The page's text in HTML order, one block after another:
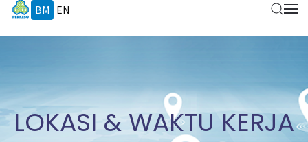
BM EN
LOKASI & WAKTU KERJA